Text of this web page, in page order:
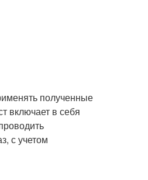
полученные
включает в себя
с учетом